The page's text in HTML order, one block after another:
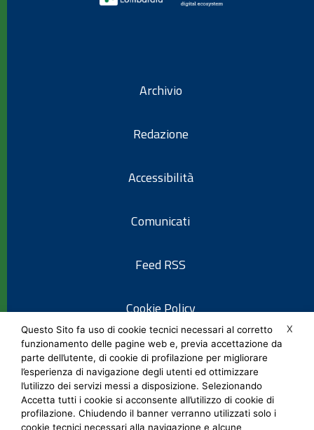
Archivio
Redazione
Accessibilità
Comunicati
Feed RSS
Cookie Policy
Informativa privacy
Note legali
X
Questo Sito fa uso di cookie tecnici necessari al corretto
funzionamento delle pagine web e, previa accettazione da
parte dell’utente, di cookie di profilazione per migliorare
l’esperienza di navigazione degli utenti ed ottimizzare
l’utilizzo dei servizi messi a disposizione. Selezionando
Accetta tutti i cookie si acconsente all’utilizzo di cookie di
profilazione. Chiudendo il banner verranno utilizzati solo i
cookie tecnici necessari alla navigazione e alcune